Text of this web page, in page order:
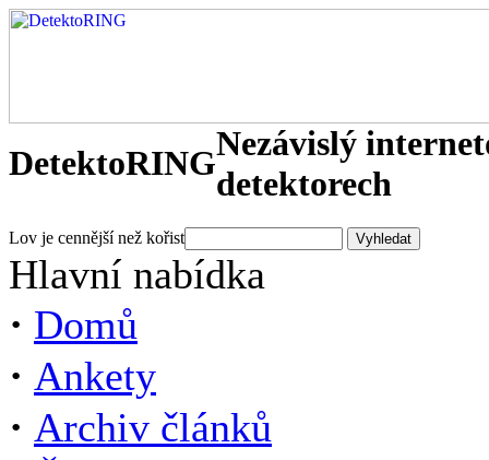
DetektoRINGNezávislý
detektorech
Lov je cennější než kořist
Hlavní nabídka
· Domů
· Ankety
· Archiv článků